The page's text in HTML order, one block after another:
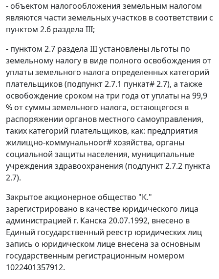
- объектом налогообложения земельным налогом
являются части земельных участков в соответствии с
пунктом 2.6 раздела III;
- пунктом 2.7 раздела III установлены льготы по
земельному налогу в виде полного освобождения от
уплаты земельного налога определенных категорий
плательщиков (подпункт 2.7.1 пункат#2.7), а также
освобождение сроком на три года от уплаты на 99,9
% от суммы земельного налога, остающегося в
распоряжении органов местного самоуправления,
таких категорий плательщиков, как: предприятия
жилищно-коммунальноог#хозяйства, органы
социальной защиты населения, муниципальные
учреждения здравоохранения (подпункт 2.7.2 пункта
2.7).
Закрытое акционерное общество "К."
зарегистрировано в качестве юридического лица
администрацией г. Канска 20.07.1992, внесено в
Единый государственный реестр юридических лиц
запись о юридическом лице внесена за основным
государственным регистрационным номером
1022401357912.